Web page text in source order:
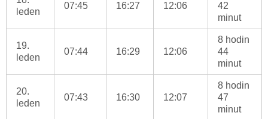
leden
07:45 16:27 12:06
42
minut
19.
leden
07:44 16:29 12:06
8 hodin
44
minut
20.
leden
07:43 16:30 12:07
8 hodin
47
minut